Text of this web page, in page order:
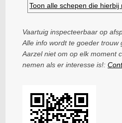
Toon alle schepen die hierbij
Vaartuig inspecteerbaar op
Alle info wordt te goeder trouw
Aarzel niet om op elk moment
nemen als er interesse is!: